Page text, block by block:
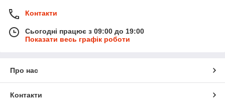
Контакти
Сьогодні працює з 09:00 до 19:00
Показати весь графік роботи
Про нас
Контакти